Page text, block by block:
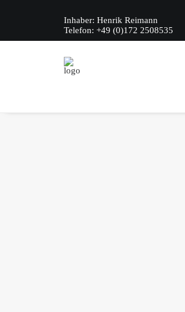
Inhaber: Henrik Reimann
Telefon: +49 (0)172 2508535